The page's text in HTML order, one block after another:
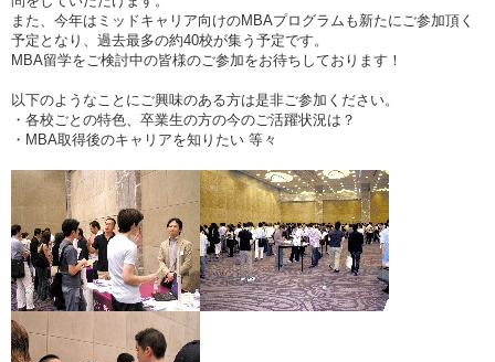
また、今年はミッドキャリア向けのMBAプログラムも新たにご参加頂く
予定となり、過去最多の約40校が集う予定です。
MBA留学をご検討中の皆様のご参加をお待ちしております！
以下のようなことにご興味のある方は是非ご参加ください。
・各校ごとの特色、卒業生の方の今のご活躍状況は？
・MBA取得後のキャリアを知りたい 等々